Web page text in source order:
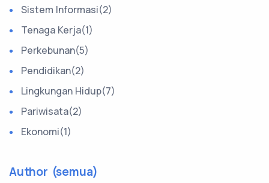
Sistem Informasi(2)
Tenaga Kerja(1)
Perkebunan(5)
Pendidikan(2)
Lingkungan Hidup(7)
Pariwisata(2)
Ekonomi(1)
Author (semua)